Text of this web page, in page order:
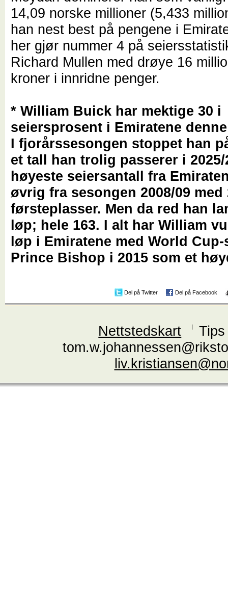
14,09 norske millioner (5,433
han nest best på pengene i
her gjør nummer 4 på
Richard Mullen med drøye 16
kroner i innridne penger.
* William Buick har mektige 30 i
seiersprosent i Emiratene
I fjorårssesongen stoppet han
et tall han trolig passerer i 2025/
høyeste seiersantall fra
øvrig fra sesongen 2008/09 med
førsteplasser. Men da red han
løp; hele 163. I alt har William
løp i Emiratene med World
Prince Bishop i 2015 som et
Del på Twitter Del på Facebook
Nettstedskart